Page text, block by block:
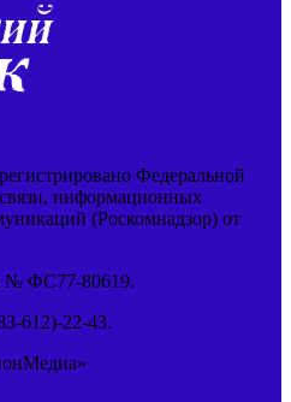
Федеральной
информационных
(Роскомнадзор) от
№ ФС77-80619.
612)-22-43.